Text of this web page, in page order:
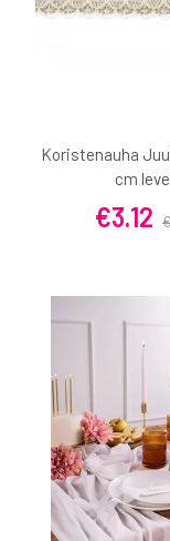
Koristenauha
cm
€3.12